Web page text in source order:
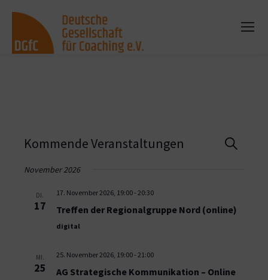
und
Suche
Kommende Veranstaltungen
November 2026
DI.
17
17. November 2026, 19:00- 20:30
Treffen der Regionalgruppe Nord (online)
digital
MI.
25
25. November 2026, 19:00- 21:00
AG Strategische Kommunikation – Online